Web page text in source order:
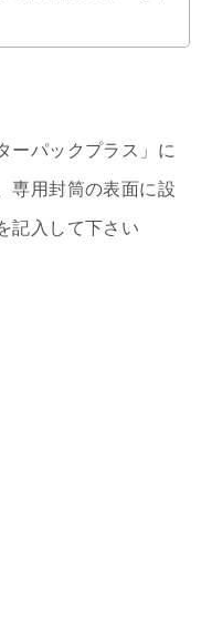
ーパックプラス」に
専用封筒の表面に設
記入して下さい